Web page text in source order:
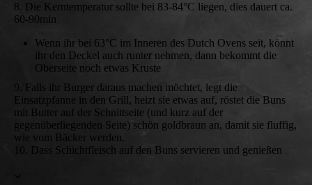
8. Die Kerntemperatur sollte bei 83-84°C liegen, dies dauert ca.
60-90min
Wenn ihr bei 63°C im Inneren des Dutch Ovens seit, könnt
ihr den Deckel auch runter nehmen, dann bekommt die
Oberseite noch etwas Kruste
9. Falls ihr Burger daraus machen möchtet, legt die
Einsatzpfanne in den Grill, heizt sie etwas auf, röstet die Buns
mit Butter auf der Schnittseite (und kurz auf der
gegenüberliegenden Seite) schön goldbraun an, damit sie fluffig,
wie vom Bäcker werden.
10. Dass Schichtfleisch auf den Buns servieren und genießen